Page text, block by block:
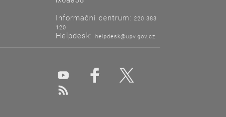
Informační centrum: 220 383
120
Helpdesk: helpdesk@upv.gov.cz